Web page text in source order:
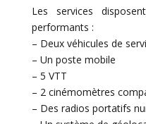
Les services
performants :
– Deux véhicules de
– Un poste mobile
– 5 VTT
– 2 cinémomètres
– Des radios portatifs